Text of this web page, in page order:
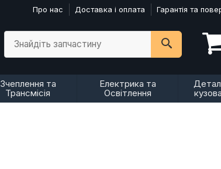
Про нас Доставка і оплата Гарантія та
Знайдіть запчастину
Зчеплення та
Трансмісія
Електрика та
Освітлення
кузова